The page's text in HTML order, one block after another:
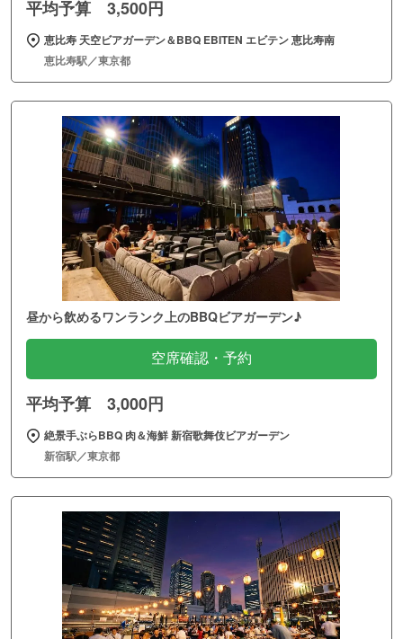
平均予算 3,500円
恵比寿 天空ビアガーデン＆BBQ EBITEN エビテン 恵比寿南
恵比寿駅／東京都
昼から飲めるワンランク上のBBQビアガーデン♪
空席確認・予約
平均予算 3,000円
絶景手ぶらBBQ 肉＆海鮮 新宿歌舞伎ビアガーデン
新宿駅／東京都